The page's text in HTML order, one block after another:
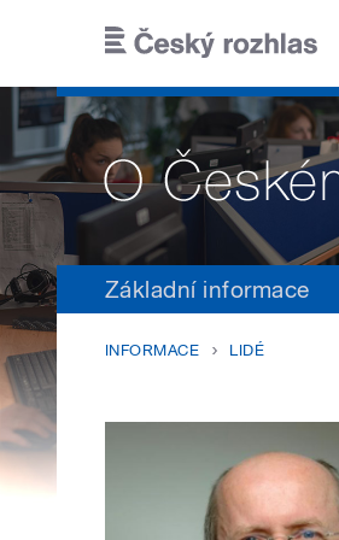
Základní informace
INFORMACE LIDÉ